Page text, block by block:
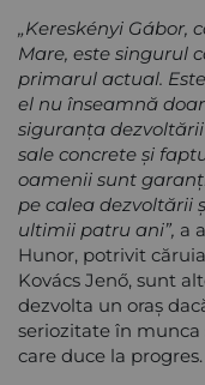
„Kereskényi
Mare, este singurul
primarul actual.
el nu înseamnă
siguranța
sale concrete și
oamenii sunt
pe calea dezvoltării
ultimii patru ani”, a
Hunor, potrivit
Kovács Jenő, sunt
dezvolta un oraș
seriozitate în munca
care duce la progres.